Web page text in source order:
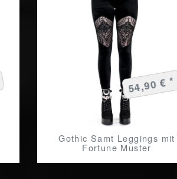
Gothic Samt Leggings mit
Fortune Muster
54,90 € *